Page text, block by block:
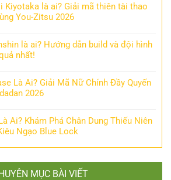
Kiyotaka là ai? Giải mã thiên tài thao
You-Zitsu 2026
là ai? Hướng dẫn build và đội hình
nhất!
Là Ai? Giải Mã Nữ Chính Đầy Quyến
2026
Ai? Khám Phá Chân Dung Thiếu Niên
Ngạo Blue Lock
MỤC BÀI VIẾT